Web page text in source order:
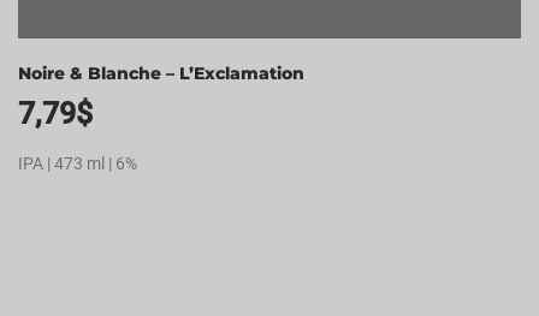
Noire & Blanche – L’Exclamation
7,79$
IPA | 473 ml | 6%